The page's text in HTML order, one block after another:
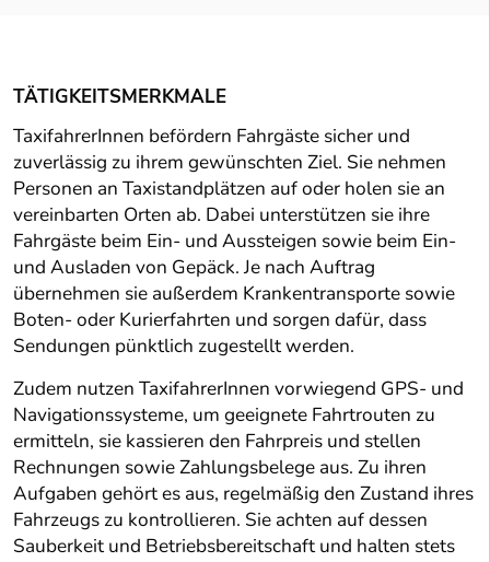
TÄTIGKEITSMERKMALE
TaxifahrerInnen befördern Fahrgäste sicher und
zuverlässig zu ihrem gewünschten Ziel. Sie nehmen
Personen an Taxistandplätzen auf oder holen sie an
vereinbarten Orten ab. Dabei unterstützen sie ihre
Fahrgäste beim Ein- und Aussteigen sowie beim Ein-
und Ausladen von Gepäck. Je nach Auftrag
übernehmen sie außerdem Krankentransporte sowie
Boten- oder Kurierfahrten und sorgen dafür, dass
Sendungen pünktlich zugestellt werden.
Zudem nutzen TaxifahrerInnen vorwiegend GPS- und
Navigationssysteme, um geeignete Fahrtrouten zu
ermitteln, sie kassieren den Fahrpreis und stellen
Rechnungen sowie Zahlungsbelege aus. Zu ihren
Aufgaben gehört es aus, regelmäßig den Zustand ihres
Fahrzeugs zu kontrollieren. Sie achten auf dessen
Sauberkeit und Betriebsbereitschaft und halten stets